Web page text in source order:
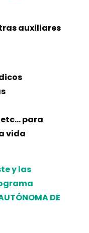
auxiliares
para
vida
y las
DE